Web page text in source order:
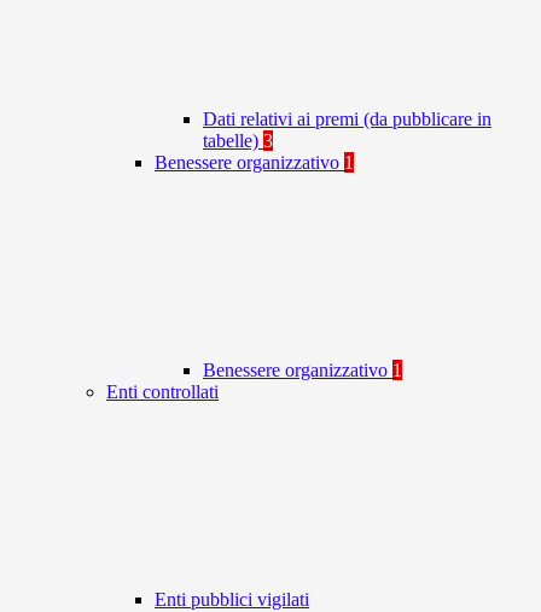
Dati relativi ai premi (da pubblicare in
tabelle) 3
Benessere organizzativo 1
Benessere organizzativo 1
Enti controllati
Enti pubblici vigilati